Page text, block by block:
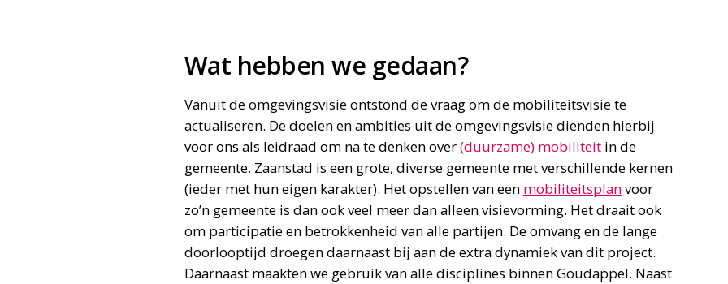
Wat hebben we gedaan?
Vanuit de omgevingsvisie ontstond de vraag om de mobiliteitsvisie te
actualiseren. De doelen en ambities uit de omgevingsvisie dienden hierbij
voor ons als leidraad om na te denken over(duurzame) mobiliteitin de
gemeente. Zaanstad is een grote, diverse gemeente met verschillende kernen
(ieder met hun eigen karakter). Het opstellen van een mobiliteitsplanvoor
zo’n gemeente is dan ook veel meer dan alleen visievorming. Het draait ook
om participatie en betrokkenheid van alle partijen. De omvang en de lange
doorlooptijd droegen daarnaast bij aan de extra dynamiek van dit project.
Daarnaast maakten we gebruik van alle disciplines binnen Goudappel. Naast